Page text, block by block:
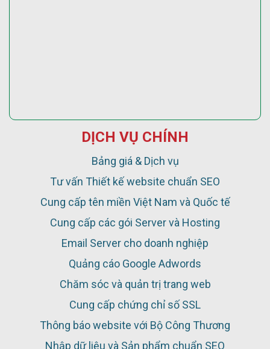
DỊCH VỤ CHÍNH
Bảng giá & Dịch vụ
Tư vấn Thiết kế website chuẩn SEO
Cung cấp tên miền Việt Nam và Quốc tế
Cung cấp các gói Server và Hosting
Email Server cho doanh nghiệp
Quảng cáo Google Adwords
Chăm sóc và quản trị trang web
Cung cấp chứng chỉ số SSL
Thông báo website với Bộ Công Thương
Nhập dữ liệu và Sản phẩm chuẩn SEO